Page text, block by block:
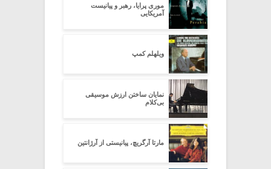
موری پرایا، رهبر و پیانیست
آمریکایی
ویلهلم کمپ
نمایان ساختن ارزش موسیقی
بی‌کلام
مارتا آرگریچ، پیانیستی از آرژانتین